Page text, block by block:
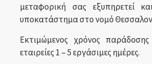
μεταφορική σας εξυπηρετεί
υποκατάστημα στο νομό
Εκτιμώμενος χρόνος
εταιρείες 1 – 5 εργάσιμες ημέρες.